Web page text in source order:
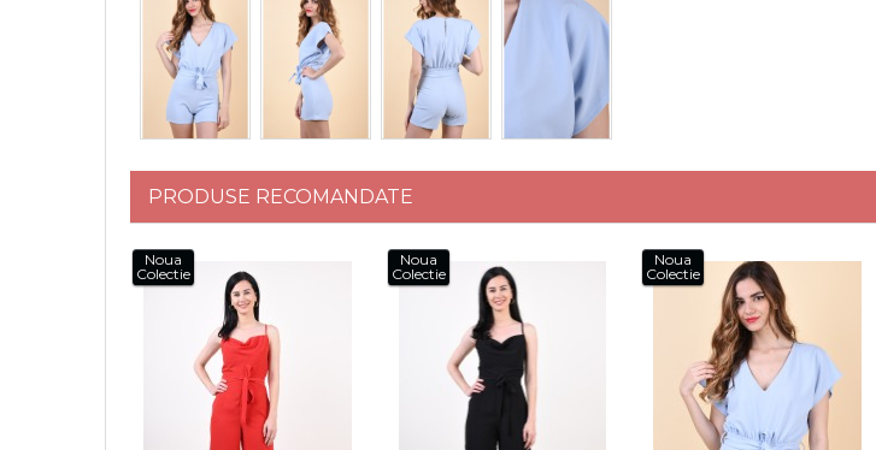
PRODUSE RECOMANDATE
Noua
Colectie
Noua
Colectie
Noua
Colectie